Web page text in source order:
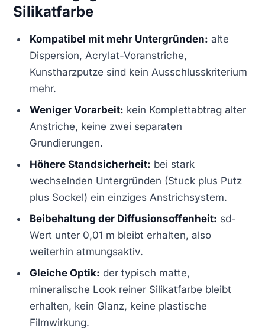
Silikatfarbe
Kompatibel mit mehr Untergründen: alte
Dispersion, Acrylat-Voranstriche,
Kunstharzputze sind kein Ausschlusskriterium
mehr.
Weniger Vorarbeit: kein Komplettabtrag alter
Anstriche, keine zwei separaten
Grundierungen.
Höhere Standsicherheit: bei stark
wechselnden Untergründen (Stuck plus Putz
plus Sockel) ein einziges Anstrichsystem.
Beibehaltung der Diffusionsoffenheit: sd-
Wert unter 0,01 m bleibt erhalten, also
weiterhin atmungsaktiv.
Gleiche Optik: der typisch matte,
mineralische Look reiner Silikatfarbe bleibt
erhalten, kein Glanz, keine plastische
Filmwirkung.